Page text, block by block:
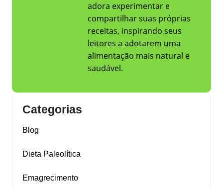
adora experimentar e
compartilhar suas próprias
receitas, inspirando seus
leitores a adotarem uma
alimentação mais natural e
saudável.
Categorias
Blog
Dieta Paleolítica
Emagrecimento